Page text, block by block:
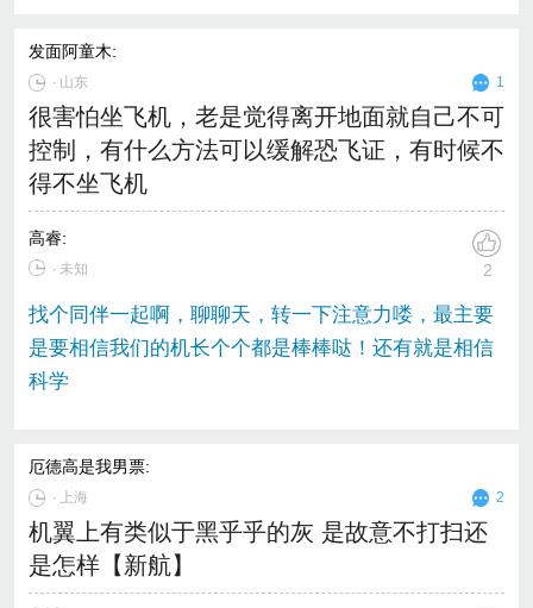
发面阿童木:
∙ 山东 1
很害怕坐飞机，老是觉得离开地面就自己不可
控制，有什么方法可以缓解恐飞证，有时候不
得不坐飞机
高睿:
∙ 未知 2
找个同伴一起啊，聊聊天，转一下注意力喽，最主要
是要相信我们的机长个个都是棒棒哒！还有就是相信
科学
厄德高是我男票:
∙ 上海 2
机翼上有类似于黑乎乎的灰 是故意不打扫还
是怎样【新航】